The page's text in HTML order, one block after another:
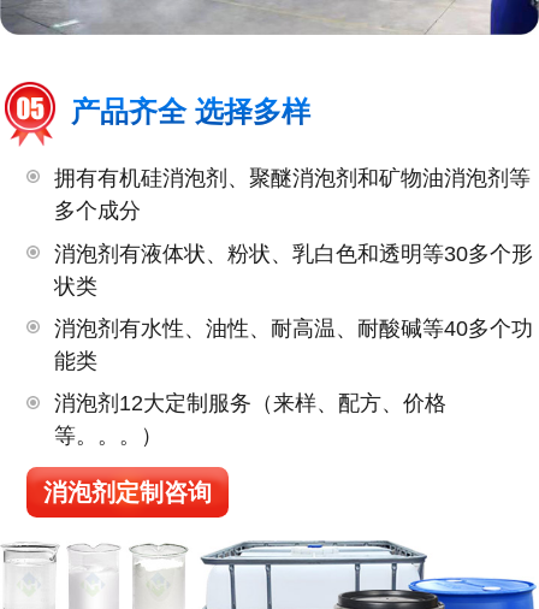
产品齐全 选择多样
拥有有机硅消泡剂、聚醚消泡剂和矿物油消泡剂等
多个成分
消泡剂有液体状、粉状、乳白色和透明等30多个形
状类
消泡剂有水性、油性、耐高温、耐酸碱等40多个功
能类
消泡剂12大定制服务（来样、配方、价格
等。。。）
消泡剂定制咨询